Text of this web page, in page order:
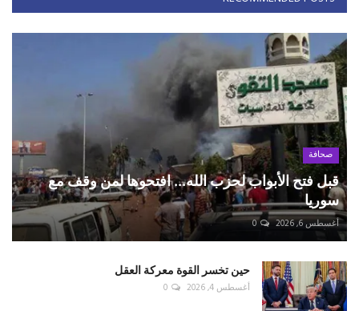
صحافة
قبل فتح الأبواب لحزب الله... افتحوها لمن وقف مع
سوريا
أغسطس 6, 2026 0
حين تخسر القوة معركة العقل
أغسطس 4, 2026 0